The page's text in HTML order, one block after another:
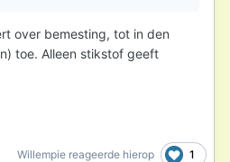
over bemesting, tot in den
toe. Alleen stikstof geeft
Willempie reageerde hierop 1